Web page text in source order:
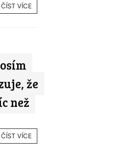
ČÍST VÍCE
že
než
ČÍST VÍCE